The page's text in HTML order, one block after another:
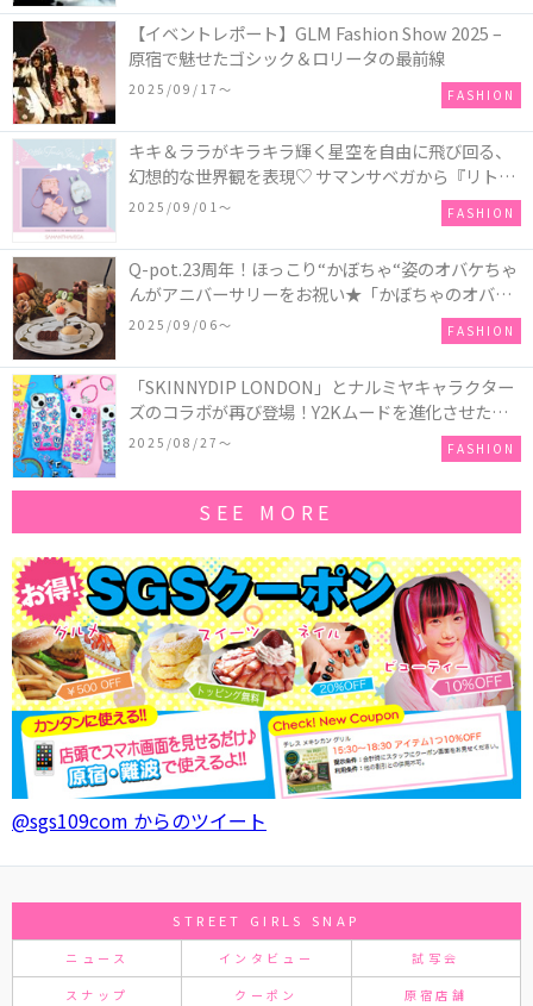
【イベントレポート】GLM Fashion Show 2025 –
原宿で魅せたゴシック＆ロリータの最前線
2025/09/17〜 FASHION
キキ＆ララがキラキラ輝く星空を自由に飛び回る、
幻想的な世界観を表現♡ サマンサベガから『リトル
ツインスターズ』50周年アニバーサリーイヤー』を
2025/09/01〜 FASHION
Q-pot.23周年！ほっこり“かぼちゃ“姿のオバケちゃ
んがアニバーサリーをお祝い★「かぼちゃのオバケ
ーキアクセサリー」が新発売！Q-pot CAFE.では
「かぼちゃのオバケーキプレート」も登場
2025/09/06〜 FASHION
「SKINNYDIP LONDON」とナルミヤキャラクター
ズのコラボが再び登場！Y2Kムードを進化させた新
作コレクションを発売♪
2025/08/27〜 FASHION
SEE MORE
@sgs109com からのツイート
STREET GIRLS SNAP
ニュース インタビュー 試写会
スナップ クーポン 原宿店舗